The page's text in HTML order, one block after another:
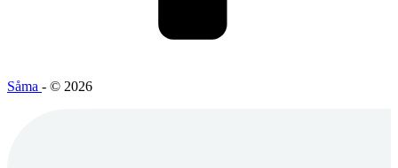
Såma - © 2026